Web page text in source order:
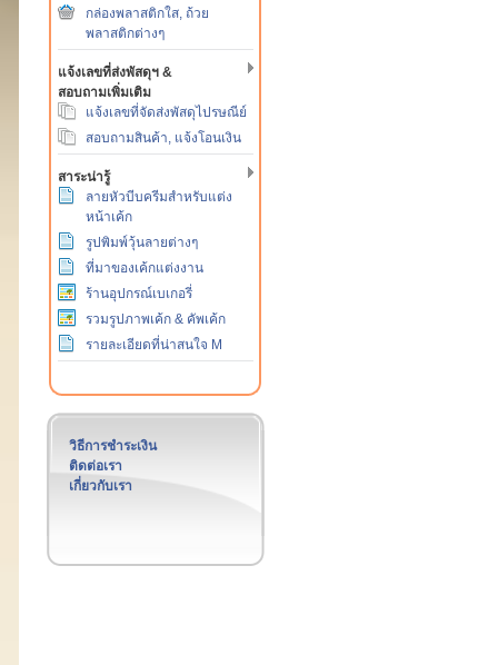
กล่องพลาสติกใส, ถ้วย
พลาสติกต่างๆ
แจ้งเลขที่ส่งพัสดุฯ &
สอบถามเพิ่มเติม
แจ้งเลขที่จัดส่งพัสดุไปรษณีย์
สอบถามสินค้า, แจ้งโอนเงิน
สาระน่ารู้
ลายหัวบีบครีมสำหรับแต่ง
หน้าเค้ก
รูปพิมพ์วุ้นลายต่างๆ
ที่มาของเค้กแต่งงาน
ร้านอุปกรณ์เบเกอรี่
รวมรูปภาพเค้ก & คัพเค้ก
รายละเอียดที่น่าสนใจ M
วิธีการชำระเงิน
ติดต่อเรา
เกี่ยวกับเรา